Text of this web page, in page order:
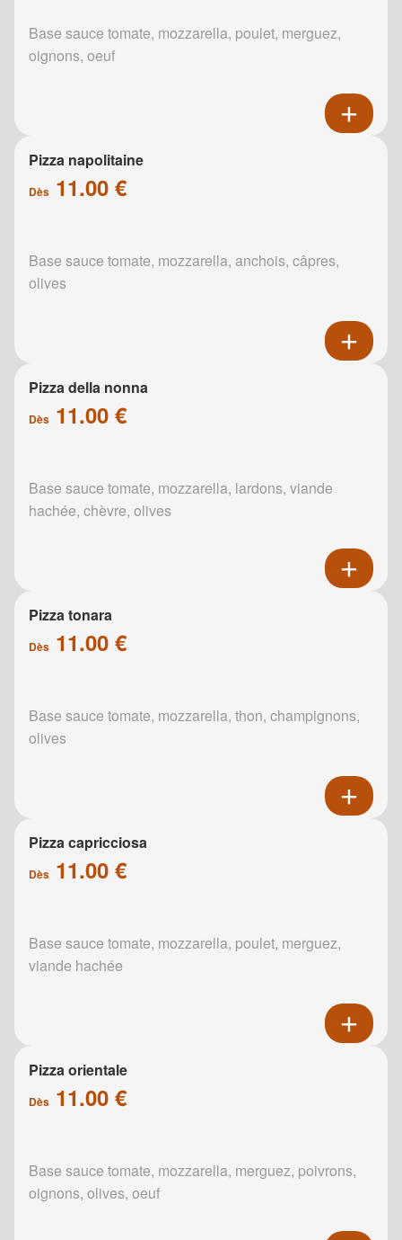
Base sauce tomate, mozzarella, poulet, merguez,
oignons, oeuf
Pizza napolitaine
Dès 11.00 €
Base sauce tomate, mozzarella, anchois, câpres,
olives
Pizza della nonna
Dès 11.00 €
Base sauce tomate, mozzarella, lardons, viande
hachée, chèvre, olives
Pizza tonara
Dès 11.00 €
Base sauce tomate, mozzarella, thon, champignons,
olives
Pizza capricciosa
Dès 11.00 €
Base sauce tomate, mozzarella, poulet, merguez,
viande hachée
Pizza orientale
Dès 11.00 €
Base sauce tomate, mozzarella, merguez, poivrons,
oignons, olives, oeuf